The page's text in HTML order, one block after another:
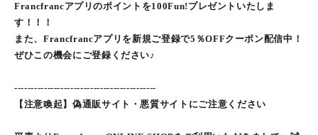
Francfrancアプリのポイントを100Fun!プレゼントいたしま
す！！！
また、Francfrancアプリを新規ご登録で5％OFFクーポン配信中！
ぜひこの機会にご登録ください♪
-------------------------------------------
【注意喚起】偽通販サイト・悪質サイトにご注意ください